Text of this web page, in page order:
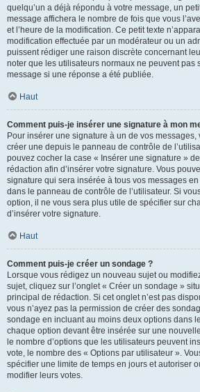
quelqu’un a déjà répondu à votre message, un
message affichera le nombre de fois que vous
et l’heure de la modification. Ce petit texte
modification effectuée par un modérateur ou un
puissent rédiger une raison discrète concernant
noter que les utilisateurs normaux ne peuvent pas
message si une réponse a été publiée.
Haut
Comment puis-je insérer une signature à mon
Pour insérer une signature à un de vos messages,
créer une depuis le panneau de contrôle de
pouvez cocher la case « Insérer une signature »
rédaction afin d’insérer votre signature. Vous
signature qui sera insérée à tous vos messages
dans le panneau de contrôle de l’utilisateur. Si
option, il ne vous sera plus utile de spécifier sur
d’insérer votre signature.
Haut
Comment puis-je créer un sondage ?
Lorsque vous rédigez un nouveau sujet ou
sujet, cliquez sur l’onglet « Créer un sondage »
principal de rédaction. Si cet onglet n’est pas
vous n’ayez pas la permission de créer des
sondage en incluant au moins deux options dans
chaque option devant être insérée sur une
le nombre d’options que les utilisateurs peuvent
vote, le nombre des « Options par utilisateur ».
spécifier une limite de temps en jours et autoriser
modifier leurs votes.